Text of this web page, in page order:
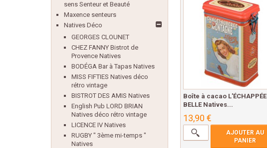
sens Senteur et Beauté
Maxence senteurs
Natives Déco
GEORGES CLOUNET
CHEZ FANNY Bistrot de
Provence Natives
BODÉGA Bar à Tapas Natives
MISS FIFTIES Natives déco
rétro vintage
BISTROT DES AMIS Natives
English Pub LORD BRIAN
Natives déco rétro vintage
LICENCE IV Natives
RUGBY " 3ème mi-temps "
Natives
Boîte à cacao L'ÉCHAPPÉE
BELLE Natives...
13,90 €
AJOUTER AU
PANIER